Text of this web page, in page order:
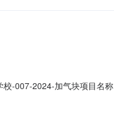
-007-2024-加气块项目名
标条件，现对蒸汽加压混